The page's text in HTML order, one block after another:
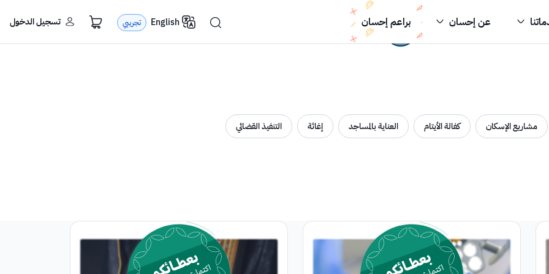
عن إحسان براعم إحسان English تجريبي تسجيل الدخول
مشاريع الإسكان كفالة الأيتام العناية بالمساجد إغاثة التنفيذ القضائي